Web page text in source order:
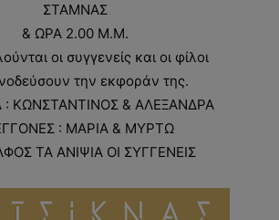
ΣΤΑΜΝΑΣ
& ΩΡΑ 2.00 Μ.Μ.
οι συγγενείς και οι φίλοι
την εκφοράν της.
: ΚΩΝΣΤΑΝΤΙΝΟΣ & ΑΛΕΞΑΝΔΡΑ
: MAΡΙΑ & ΜΥΡΤΩ
ΤΑ ΑΝΙΨΙΑ ΟΙ ΣΥΓΓΕΝΕΙΣ